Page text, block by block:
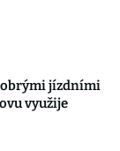
jízdními
využije